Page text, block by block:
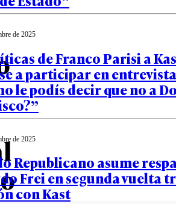
de 2025
de Franco Parisi a
a participar en
le podís decir que no a
de 2025
Republicano asume
Frei en segunda vuelta
con Kast